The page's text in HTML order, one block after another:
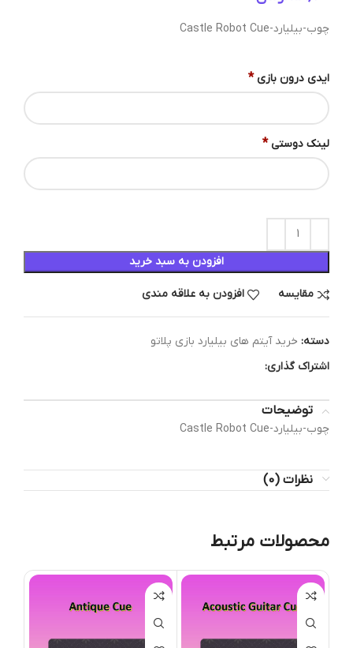
چوب-بیلیارد-Castle Robot Cue
ایدی درون بازی *
لینک دوستی *
افزودن به سبد خرید
مقایسه افزودن به علاقه مندی
دسته: خرید آیتم های بیلیارد بازی پلاتو
اشتراک گذاری:
توضیحات
چوب-بیلیارد-Castle Robot Cue
نظرات (0)
محصولات مرتبط